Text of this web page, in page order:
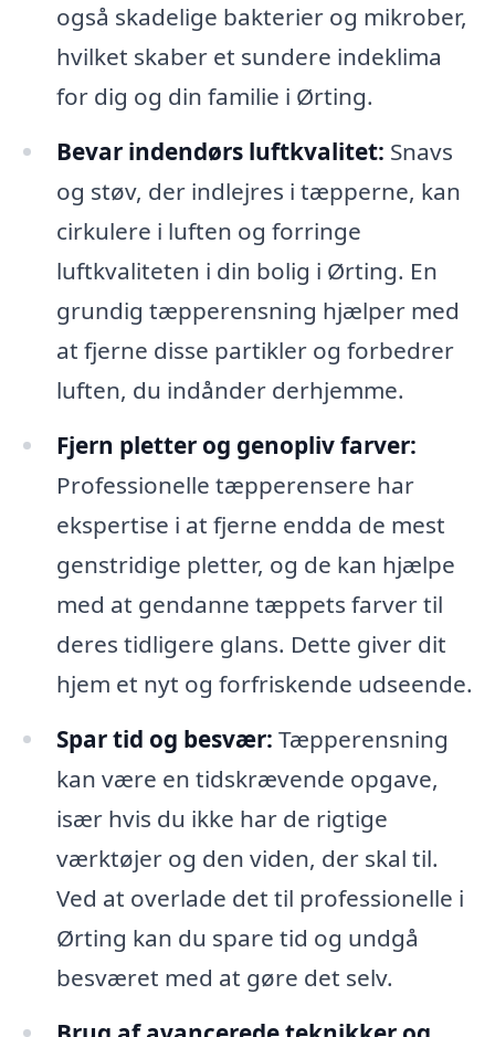
også skadelige bakterier og mikrober,
hvilket skaber et sundere indeklima
for dig og din familie i Ørting.
Bevar indendørs luftkvalitet: Snavs
og støv, der indlejres i tæpperne, kan
cirkulere i luften og forringe
luftkvaliteten i din bolig i Ørting. En
grundig tæpperensning hjælper med
at fjerne disse partikler og forbedrer
luften, du indånder derhjemme.
Fjern pletter og genopliv farver:
Professionelle tæpperensere har
ekspertise i at fjerne endda de mest
genstridige pletter, og de kan hjælpe
med at gendanne tæppets farver til
deres tidligere glans. Dette giver dit
hjem et nyt og forfriskende udseende.
Spar tid og besvær: Tæpperensning
kan være en tidskrævende opgave,
især hvis du ikke har de rigtige
værktøjer og den viden, der skal til.
Ved at overlade det til professionelle i
Ørting kan du spare tid og undgå
besværet med at gøre det selv.